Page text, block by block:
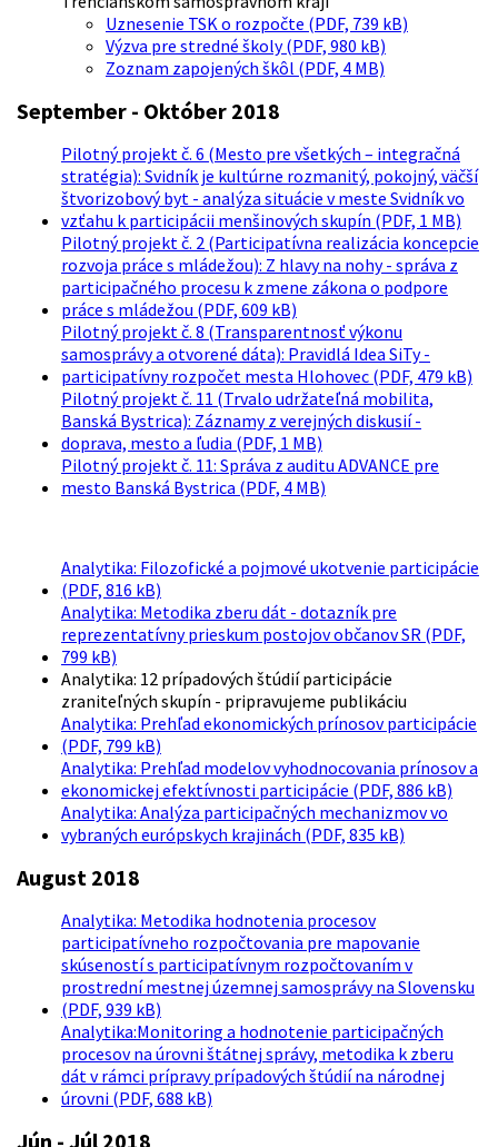
Uznesenie TSK o rozpočte (PDF, 739 kB)
Výzva pre stredné školy (PDF, 980 kB)
Zoznam zapojených škôl (PDF, 4 MB)
September - Október 2018
Pilotný projekt č. 6 (Mesto pre všetkých – integračná
stratégia): Svidník je kultúrne rozmanitý, pokojný, väčší
štvorizobový byt - analýza situácie v meste Svidník vo
vzťahu k participácii menšinových skupín (PDF, 1 MB)
Pilotný projekt č. 2 (Participatívna realizácia koncepcie
rozvoja práce s mládežou): Z hlavy na nohy - správa z
participačného procesu k zmene zákona o podpore
práce s mládežou (PDF, 609 kB)
Pilotný projekt č. 8 (Transparentnosť výkonu
samosprávy a otvorené dáta): Pravidlá Idea SiTy -
participatívny rozpočet mesta Hlohovec (PDF, 479 kB)
Pilotný projekt č. 11 (Trvalo udržateľná mobilita,
Banská Bystrica): Záznamy z verejných diskusií -
doprava, mesto a ľudia (PDF, 1 MB)
Pilotný projekt č. 11: Správa z auditu ADVANCE pre
mesto Banská Bystrica (PDF, 4 MB)
Analytika: Filozofické a pojmové ukotvenie participácie
(PDF, 816 kB)
Analytika: Metodika zberu dát - dotazník pre
reprezentatívny prieskum postojov občanov SR (PDF,
799 kB)
Analytika: 12 prípadových štúdií participácie
zraniteľných skupín - pripravujeme publikáciu
Analytika: Prehľad ekonomických prínosov participácie
(PDF, 799 kB)
Analytika: Prehľad modelov vyhodnocovania prínosov a
ekonomickej efektívnosti participácie (PDF, 886 kB)
Analytika: Analýza participačných mechanizmov vo
vybraných európskych krajinách (PDF, 835 kB)
August 2018
Analytika: Metodika hodnotenia procesov
participatívneho rozpočtovania pre mapovanie
skúseností s participatívnym rozpočtovaním v
prostrední mestnej územnej samosprávy na Slovensku
(PDF, 939 kB)
Analytika:Monitoring a hodnotenie participačných
procesov na úrovni štátnej správy, metodika k zberu
dát v rámci prípravy prípadových štúdií na národnej
úrovni (PDF, 688 kB)
Jún - Júl 2018